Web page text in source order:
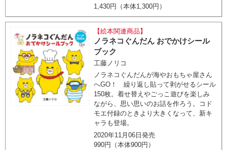
1,430円（本体1,300円）
【絵本関連商品】
ノラネコぐんだん おでかけシール
ブック
工藤ノリコ
ノラネコぐんだんが海やおもちゃ屋さん
へGO！ 繰り返し貼って剥がせるシール
150枚。着せ替えやごっこ遊びを楽しみ
ながら、思い思いのお話を作ろう。コド
モエ付録のときより大きくなって、新キ
ャラも登場。
2020年11月06日発売
990円（本体900円）